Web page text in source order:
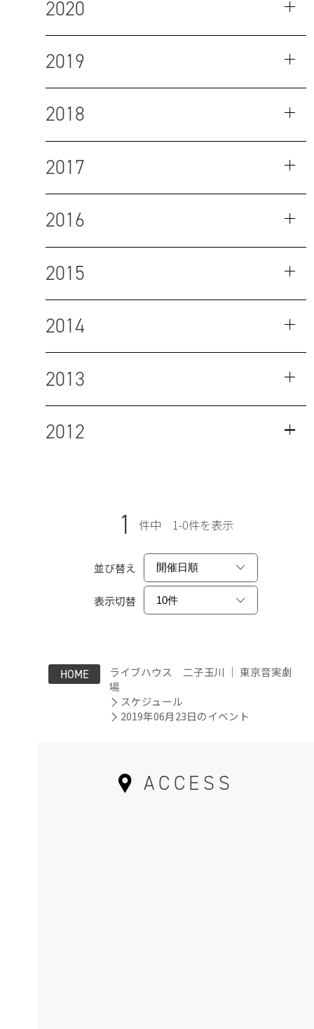
2020
2019
2018
2017
2016
2015
2014
2013
2012
1 件中 1-0件を表示
並び替え
表示切替
HOME
ライブハウス 二子玉川 ｜ 東京音実劇
場
スケジュール
2019年06月23日のイベント
ACCESS